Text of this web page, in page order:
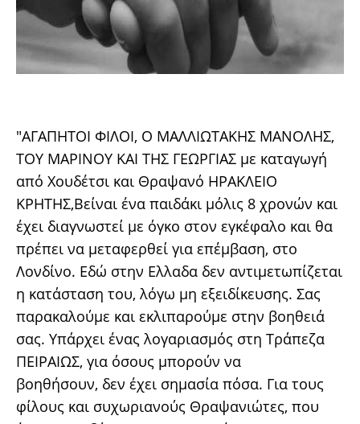
"ΑΓΑΠΗΤΟΙ ΦΙΛΟΙ, Ο ΜΑΛΛΙΩΤΑΚΗΣ ΜΑΝΟΛΗΣ,
ΤΟΥ ΜΑΡΙΝΟΥ ΚΑΙ ΤΗΣ ΓΕΩΡΓΙΑΣ με καταγωγή
από Χουδέτσι και Θραψανό ΗΡΑΚΛΕΙΟ
ΚΡΗΤΗΣ,Βείναι ένα παιδάκι μόλις 8 χρονών και
έχει διαγνωστεί με όγκο στον εγκέφαλο και θα
πρέπει να μεταφερθεί για επέμβαση, στο
Λονδίνο. Εδώ στην Ελλαδα δεν αντιμετωπίζεται
η κατάσταση του, λόγω μη εξειδίκευσης. Σας
παρακαλούμε και εκλιπαρούμε στην βοηθειά
σας. Υπάρχει ένας λογαριασμός στη Τράπεζα
ΠΕΙΡΑΙΩΣ, για όσους μπορούν να
βοηθήσουν, δεν έχει σημασία πόσα. Για τους
φίλους και συχωριανούς Θραψανιώτες, που